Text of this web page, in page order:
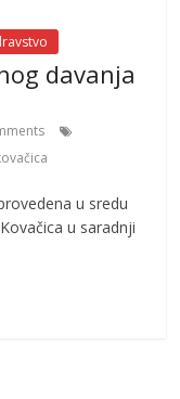
davanja
u sredu
u saradnji